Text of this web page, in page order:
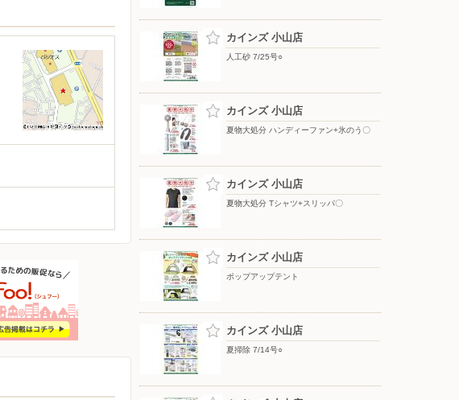
カインズ 小山店
人工砂 7/25号○
カインズ 小山店
夏物大処分 ハンディーファン+氷のう〇
カインズ 小山店
夏物大処分 Tシャツ+スリッパ〇
カインズ 小山店
ポップアップテント
カインズ 小山店
夏掃除 7/14号○